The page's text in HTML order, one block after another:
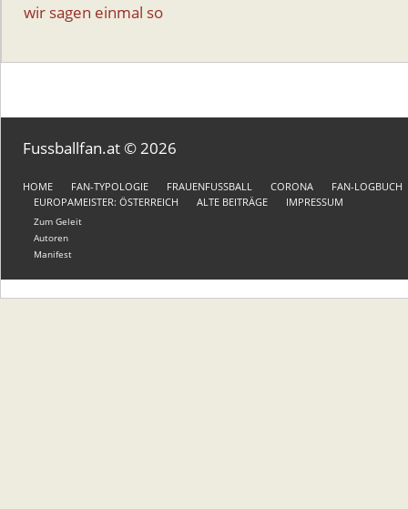
wir sagen einmal so
Fussballfan.at © 2026
HOME FAN-TYPOLOGIE FRAUENFUSSBALL CORONA
FAN-LOGBUCH
EUROPAMEISTER: ÖSTERREICH
Zum Geleit
Autoren
Manifest
ALTE BEITRÄGE IMPRESSUM